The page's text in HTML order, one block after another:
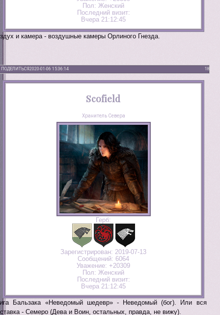
Пол: Женский
Последний визит:
Вчера 21:12:45
и камера - воздушные камеры Орлиного Гнезда.
ПОДЕЛИТЬСЯ 18
2020-01-06 15:36:14
Scofield
Хранитель Севера
Герб:
Зарегистрирован: 2019-07-13
Сообщений: 6064
Уважение: +20309
Пол: Женский
Последний визит:
Вчера 21:12:45
Бальзака «Неведомый шедевр» - Неведомый (бог). Или вся
- Семеро (Дева и Воин, остальных, правда, не вижу).